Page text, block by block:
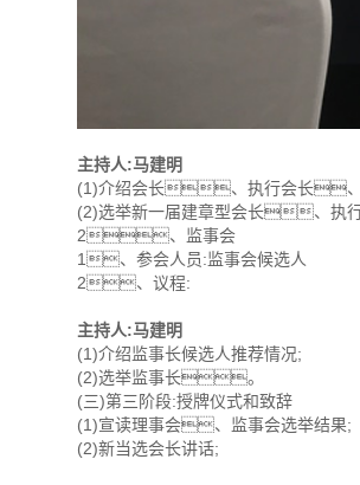
主持人:马建明
(1)介绍会长、执行会长、
(2)选举新一届建章型会长、
2、监事会
1、参会人员:监事会候选人
2、议程:
主持人:马建明
(1)介绍监事长候选人推荐情况;
(2)选举监事长。
(三)第三阶段:授牌仪式和致辞
(1)宣读理事会、监事会选举结果;
(2)新当选会长讲话;